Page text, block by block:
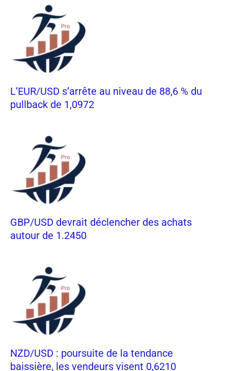
L’EUR/USD s’arrête au niveau de 88,6 % du
pullback de 1,0972
GBP/USD devrait déclencher des achats
autour de 1.2450
NZD/USD : poursuite de la tendance
baissière, les vendeurs visent 0,6210